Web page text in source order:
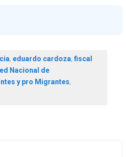
, eduardo cardoza, fiscal
Nacional de
y pro Migrantes,